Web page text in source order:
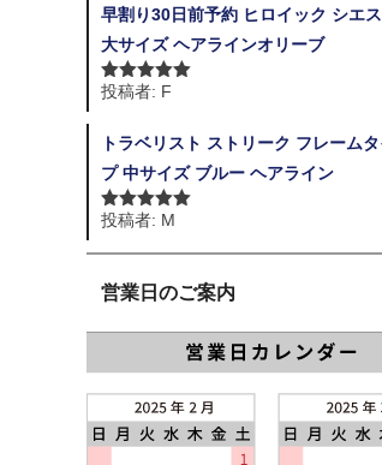
早割り30日前予約 ヒロイック シエ
大サイズ ヘアラインオリーブ
5段階中 5の
投稿者: F
トラベリスト ストリーク フレームタ
プ 中サイズ ブルー ヘアライン
5段階中 5の
投稿者: M
営業日のご案内